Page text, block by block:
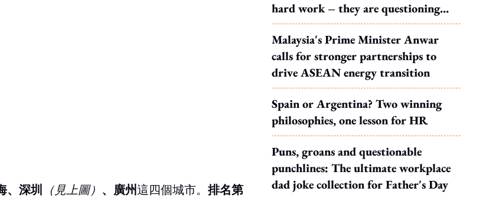
、深圳 （見上圖） 、廣州這四個城市。 排名第
hard work – they are questioning
what it leads to
Malaysia's Prime Minister Anwar
calls for stronger partnerships to
drive ASEAN energy transition
Spain or Argentina? Two winning
philosophies, one lesson for HR
Puns, groans and questionable
punchlines: The ultimate workplace
dad joke collection for Father's Day